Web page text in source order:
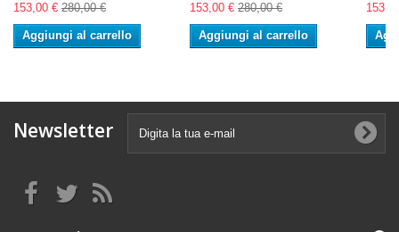
153,00 € 280,00 €
Aggiungi al carrello
153,00 € 280,00 €
Aggiungi al carrello
Newsletter